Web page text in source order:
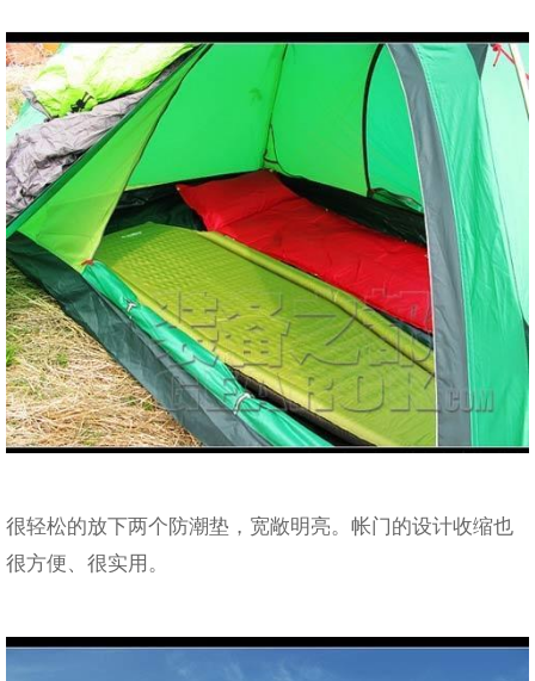
很轻松的放下两个防潮垫，宽敞明亮。帐门的设计收缩也
很方便、很实用。